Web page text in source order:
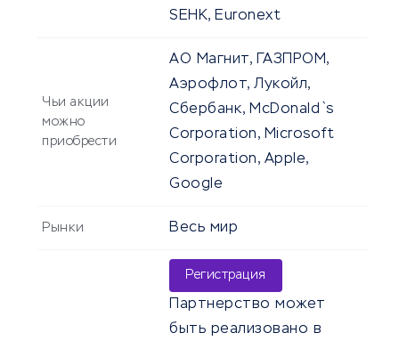
SEHK, Euronext
Чьи акции
можно
приобрести
АО Магнит, ГАЗПРОМ,
Аэрофлот, Лукойл,
Сбербанк, McDonald`s
Corporation, Microsoft
Corporation, Apple,
Google
Рынки Весь мир
Регистрация
Партнерство может
быть реализовано в